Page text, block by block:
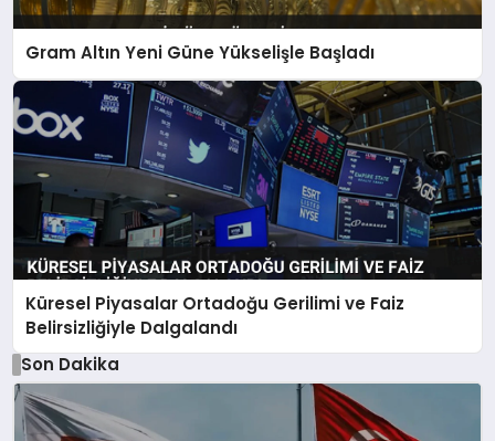
Gram Altın Yeni Güne Yükselişle Başladı
Küresel Piyasalar Ortadoğu Gerilimi ve Faiz
Belirsizliğiyle Dalgalandı
Son Dakika